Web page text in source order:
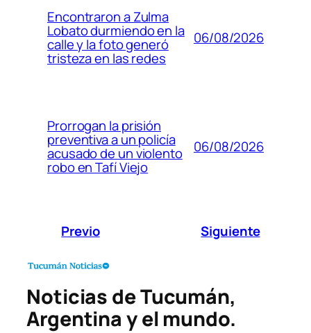
Encontraron a Zulma
Lobato durmiendo en la
calle y la foto generó
tristeza en las redes
06/08/2026
Prorrogan la prisión
preventiva a un policía
acusado de un violento
robo en Tafí Viejo
06/08/2026
Previo Siguiente
Noticias de Tucumán,
Argentina y el mundo.